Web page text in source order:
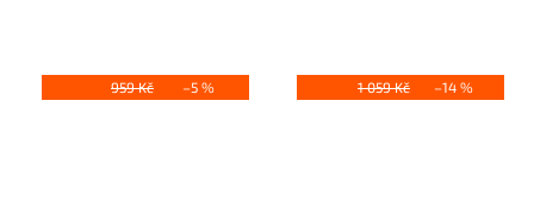
959 Kč –5 % 1 059 Kč –14 %